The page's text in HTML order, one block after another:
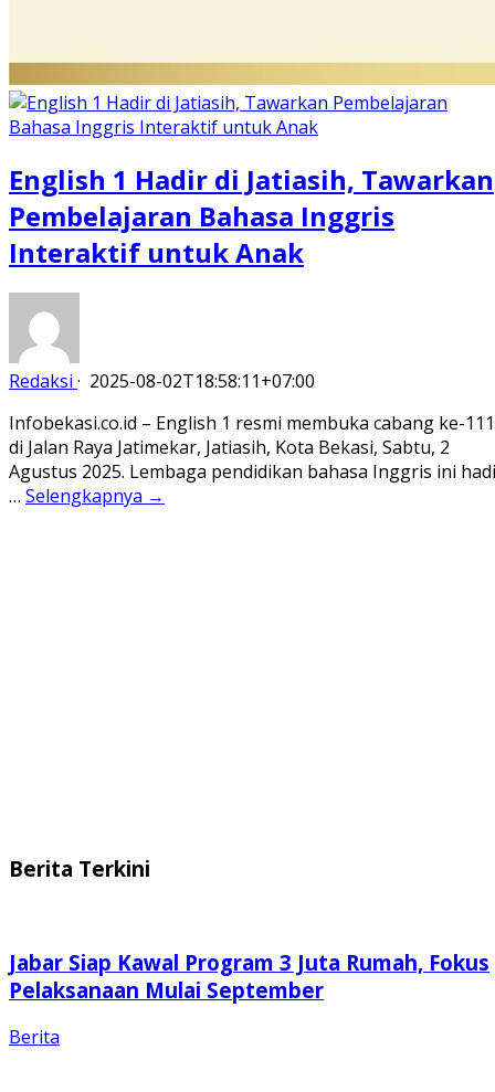
English 1 Hadir di Jatiasih, Tawarkan
Pembelajaran Bahasa Inggris
Interaktif untuk Anak
Redaksi · 2025-08-02T18:58:11+07:00
Infobekasi.co.id – English 1 resmi membuka cabang ke-111
di Jalan Raya Jatimekar, Jatiasih, Kota Bekasi, Sabtu, 2
Agustus 2025. Lembaga pendidikan bahasa Inggris ini
… Selengkapnya →
Berita Terkini
Jabar Siap Kawal Program 3 Juta Rumah, Fokus
Pelaksanaan Mulai September
Berita